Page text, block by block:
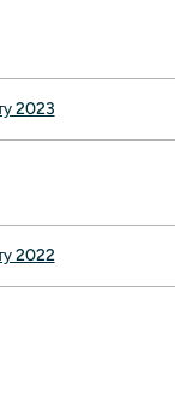
2023
2022